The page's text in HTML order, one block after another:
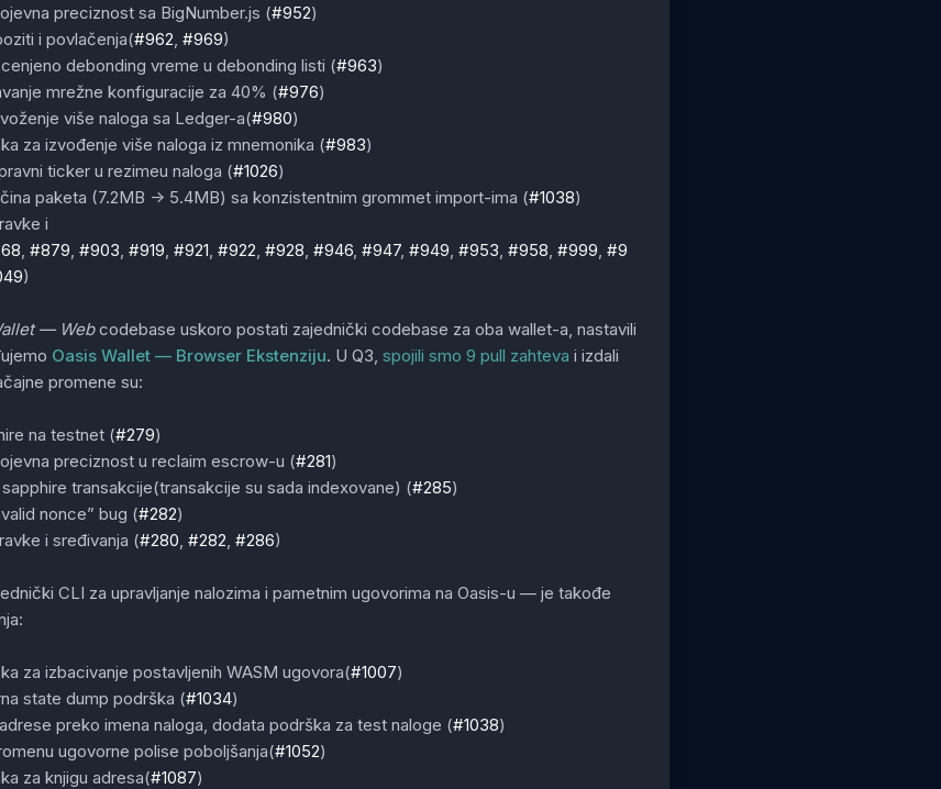
preciznost sa BigNumber.js (#952)
i povlačenja(#962 #969)
debonding vreme u debonding listi (#963)
mrežne konfiguracije za 40% (#976)
više naloga sa Ledger-a(#980)
za izvođenje više naloga iz mnemonika (#983)
ticker u rezimeu naloga (#1026)
paketa (7.2MB -> 5.4MB) sa konzistentnim grommet import-ima (#1038)
i
#879 #903 #919 #921 #922 #928 #946, #947, #949 #953 #958 #999 #9
)
— Webcodebase uskoro postati zajednički codebase za oba wallet-a, nastavili
Oasis Wallet — Browser Ekstenziju. U Q3, spojili smo 9 pull zahteva i izdali
promene su:
na testnet (#279)
preciznost u reclaim escrow-u (#281)
transakcije(transakcije su sada indexovane) (#285)
nonce” bug (#282)
i sređivanja (#280 #282 #286)
CLI za upravljanje nalozima i pametnim ugovorima na Oasis-u — je takođe
za izbacivanje postavljenih WASM ugovora(#1007)
state dump podrška (#1034)
preko imena naloga, dodata podrška za test naloge (#1038)
ugovorne polise poboljšanja(#1052)
za knjigu adresa(#1087)